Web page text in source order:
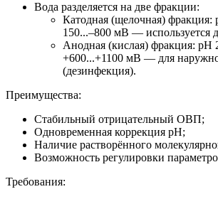
Вода разделяется на две фракции:
Катодная (щелочная)
150...–800 мВ — используется
Анодная (кислая) фракция:
+600...+1100 мВ — для
(дезинфекция).
Преимущества:
Стабильный отрицательный ОВП;
Одновременная коррекция pH;
Наличие растворённого
Возможность регулировки
Требования: